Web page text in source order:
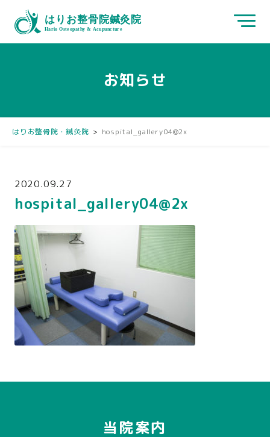
お知らせ
はりお整骨院・鍼灸院 > hospital_gallery04@2x
2020.09.27
hospital_gallery04@2x
当院案内